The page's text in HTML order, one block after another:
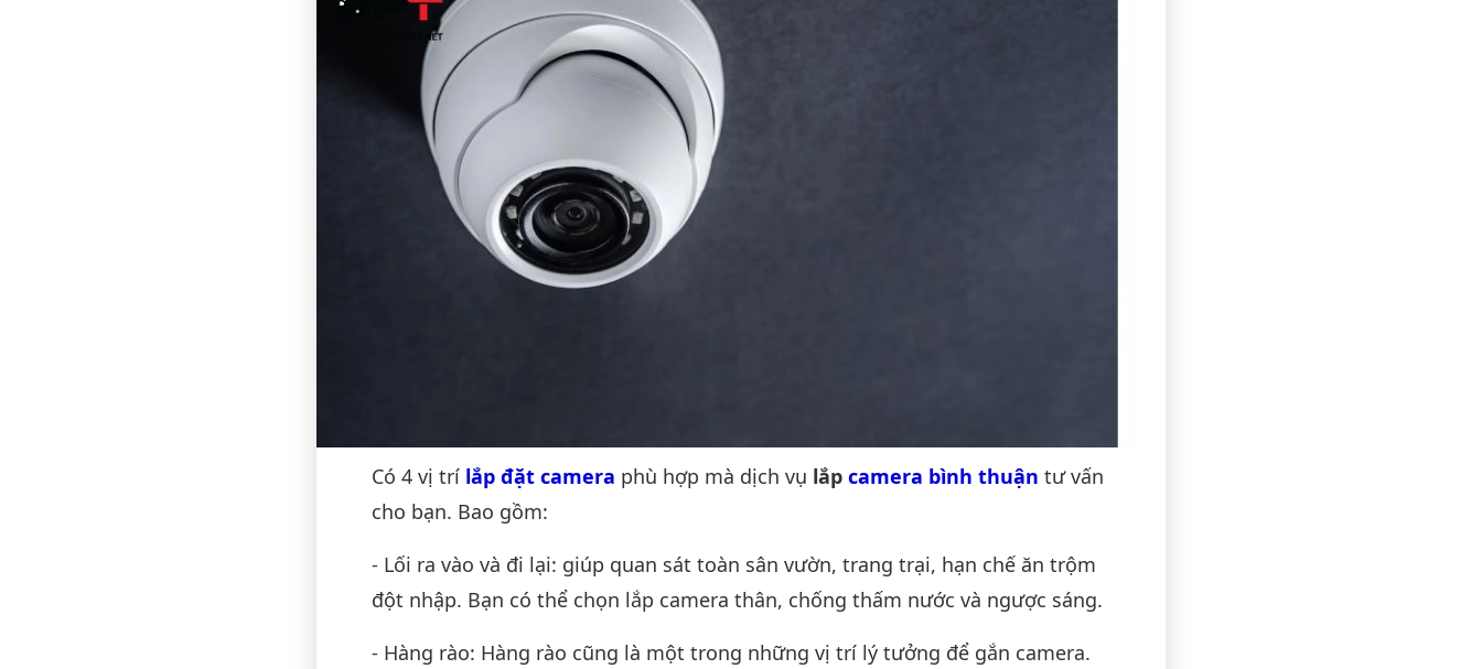
Có 4 vị trí lắp đặt camera phù hợp mà dịch vụ lắp camera bình thuận tư vấn
cho bạn. Bao gồm:
- Lối ra vào và đi lại: giúp quan sát toàn sân vườn, trang trại, hạn chế ăn trộm
đột nhập. Bạn có thể chọn lắp camera thân, chống thấm nước và ngược sáng.
- Hàng rào: Hàng rào cũng là một trong những vị trí lý tưởng để gắn camera.